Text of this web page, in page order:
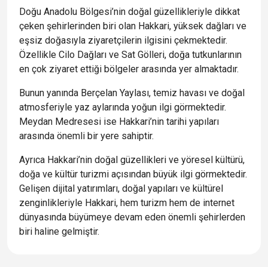
Doğu Anadolu Bölgesi’nin doğal güzellikleriyle dikkat
çeken şehirlerinden biri olan Hakkari, yüksek dağları ve
eşsiz doğasıyla ziyaretçilerin ilgisini çekmektedir.
Özellikle Cilo Dağları ve Sat Gölleri, doğa tutkunlarının
en çok ziyaret ettiği bölgeler arasında yer almaktadır.
Bunun yanında Berçelan Yaylası, temiz havası ve doğal
atmosferiyle yaz aylarında yoğun ilgi görmektedir.
Meydan Medresesi ise Hakkari’nin tarihi yapıları
arasında önemli bir yere sahiptir.
Ayrıca Hakkari’nin doğal güzellikleri ve yöresel kültürü,
doğa ve kültür turizmi açısından büyük ilgi görmektedir.
Gelişen dijital yatırımları, doğal yapıları ve kültürel
zenginlikleriyle Hakkari, hem turizm hem de internet
dünyasında büyümeye devam eden önemli şehirlerden
biri haline gelmiştir.